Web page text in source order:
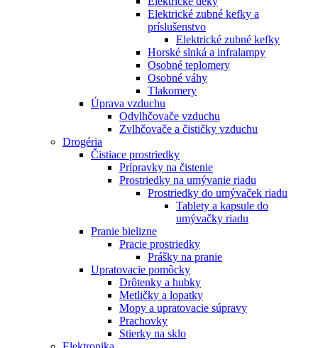
Elektrické zubné kefky a
príslušenstvo
Elektrické zubné kefky
Horské slnká a infralampy
Osobné teplomery
Osobné váhy
Tlakomery
Úprava vzduchu
Odvlhčovače vzduchu
Zvlhčovače a čističky vzduchu
Drogéria
Čistiace prostriedky
Prípravky na čistenie
Prostriedky na umývanie riadu
Prostriedky do umývaček riadu
Tablety a kapsule do
umývačky riadu
Pranie bielizne
Pracie prostriedky
Prášky na pranie
Upratovacie pomôcky
Drôtenky a hubky
Metličky a lopatky
Mopy a upratovacie súpravy
Prachovky
Stierky na sklo